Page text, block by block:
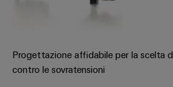
Progettazione affidabile per la scelta
contro le sovratensioni